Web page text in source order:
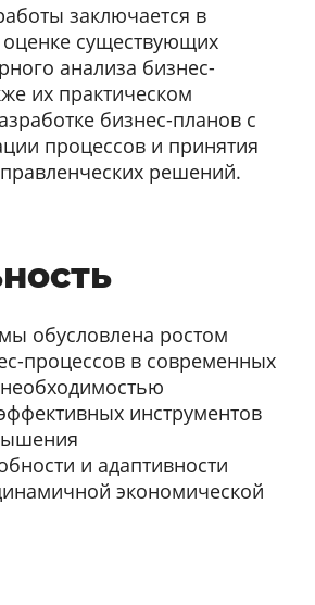
заключается в
существующих
анализа бизнес-
их практическом
бизнес-планов с
процессов и принятия
решений.
обусловлена ростом
процессов в современных
инструментов
и адаптивности
экономической